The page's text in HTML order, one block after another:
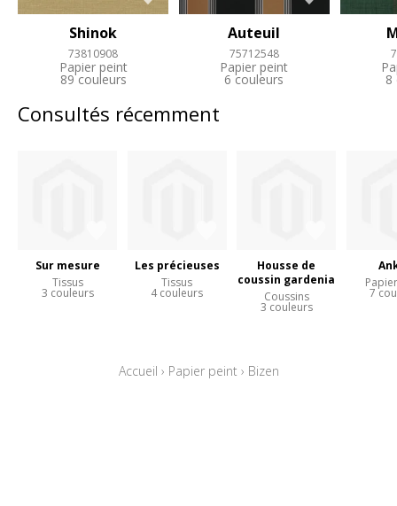
Shinok
73810908
Papier peint
89 couleurs
Auteuil
75712548
Papier peint
6 couleurs 8
Consultés récemment
Sur mesure
Tissus
3 couleurs
Les précieuses
Tissus
4 couleurs
Housse de
coussin gardenia
Coussins
3 couleurs
7
Accueil › Papier peint › Bizen